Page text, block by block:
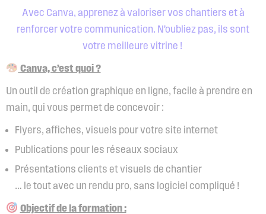
Avec Canva, apprenez à valoriser vos chantiers et à
renforcer votre communication. N’oubliez pas, ils sont
votre meilleure vitrine !
Canva, c’est quoi ?
Un outil de création graphique en ligne, facile à prendre en
main, qui vous permet de concevoir :
Flyers, affiches, visuels pour votre site internet
Publications pour les réseaux sociaux
Présentations clients et visuels de chantier
… le tout avec un rendu pro, sans logiciel compliqué !
Objectif de la formation :